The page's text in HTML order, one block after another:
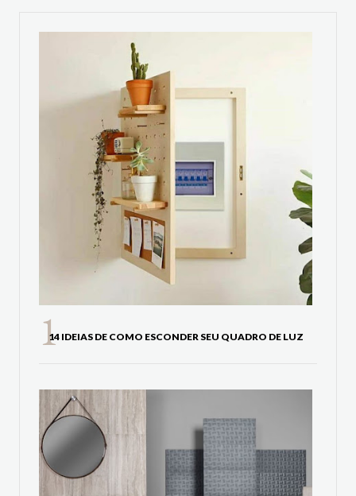
14 IDEIAS DE COMO ESCONDER SEU QUADRO DE LUZ